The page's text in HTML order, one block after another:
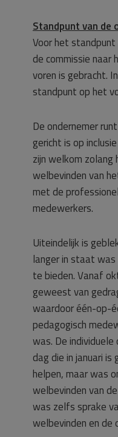
Standpunt van de
Voor het
de commissie
voren is gebracht.
standpunt op het
De ondernemer
gericht is op
zijn welkom
welbevinden van
met de
medewerkers.
Uiteindelijk is
langer in staat
te bieden. Vanaf
geweest van
waardoor één-op-
pedagogisch
was. De
dag die in januari
helpen, maar was
welbevinden van
was zelfs sprake
welbevinden en de